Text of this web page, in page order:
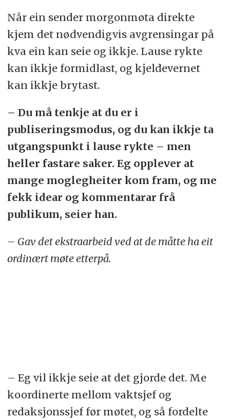
Når ein sender morgonmøta direkte
kjem det nødvendigvis avgrensingar på
kva ein kan seie og ikkje. Lause rykte
kan ikkje formidlast, og kjeldevernet
kan ikkje brytast.
– Du må tenkje at du er i
publiseringsmodus, og du kan ikkje ta
utgangspunkt i lause rykte – men
heller fastare saker. Eg opplever at
mange moglegheiter kom fram, og me
fekk idear og kommentarar frå
publikum, seier han.
– Gav det ekstraarbeid ved at de måtte ha eit
ordinært møte etterpå.
– Eg vil ikkje seie at det gjorde det. Me
koordinerte mellom vaktsjef og
redaksjonssjef før møtet, og så fordelte